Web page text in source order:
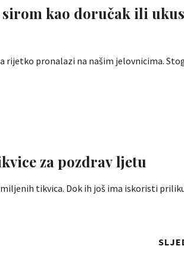
kao doručak ili
rijetko pronalazi na našim jelovnicima.
za pozdrav ljetu
tikvica. Dok ih još ima iskoristi